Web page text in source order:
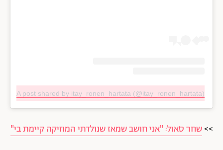
A post shared by itay_ronen_hartata (@itay_ronen_hartata)
>>שחר סאול: "אני חושב שמאז שנולדתי המוזיקה קיימת בי"